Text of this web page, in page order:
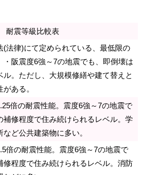
耐震等級比較表
(法律)にて定められている、最低限の
・阪震度6強～7の地震でも、即倒壊は
ル。ただし、大規模修繕や建て替えと
ある。
倍の耐震性能。震度6強～7の地震で
補修程度で住み続けられるレベル。学
など公共建築物に多い。
倍の耐震性能。震度6強～7の地震で
修程度で住み続けられるレベル。消防